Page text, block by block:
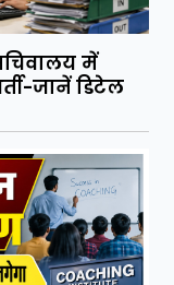
में
जानें डिटेल